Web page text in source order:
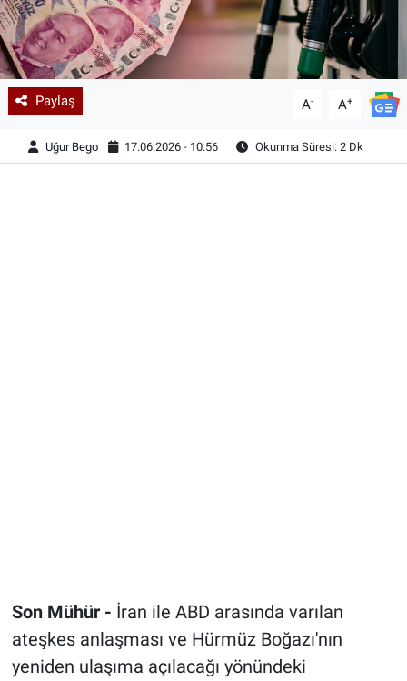
Paylaş A- A+
Uğur Bego 17.06.2026 - 10:56 Okunma Süresi: 2 Dk
Son Mühür - İran ile ABD arasında varılan
ateşkes anlaşması ve Hürmüz Boğazı'nın
yeniden ulaşıma açılacağı yönündeki